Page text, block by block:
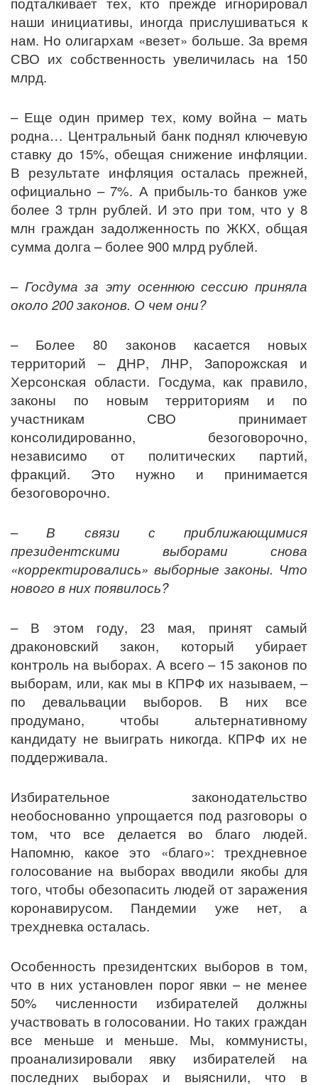
наши инициативы, иногда прислушиваться к
нам. Но олигархам «везет» больше. За время
СВО их собственность увеличилась на 150
млрд.
– Еще один пример тех, кому война – мать
родна… Центральный банк поднял ключевую
ставку до 15%, обещая снижение инфляции.
В результате инфляция осталась прежней,
официально – 7%. А прибыль-то банков уже
более 3 трлн рублей. И это при том, что у 8
млн граждан задолженность по ЖКХ, общая
сумма долга – более 900 млрд рублей.
– Госдума за эту осеннюю сессию приняла
около 200 законов. О чем они?
– Более 80 законов касается новых
территорий – ДНР, ЛНР, Запорожская и
Херсонская области. Госдума, как правило,
законы по новым территориям и по
участникам СВО принимает
консолидированно, безоговорочно,
независимо от политических партий,
фракций. Это нужно и принимается
безоговорочно.
–В связи с приближающимися
президентскими выборами снова
«корректировались» выборные законы. Что
нового в них появилось?
– В этом году, 23 мая, принят самый
драконовский закон, который убирает
контроль на выборах. А всего – 15 законов по
выборам, или, как мы в КПРФ их называем, –
по девальвации выборов. В них все
продумано, чтобы альтернативному
кандидату не выиграть никогда. КПРФ их не
поддерживала.
Избирательное законодательство
необоснованно упрощается под разговоры о
том, что все делается во благо людей.
Напомню, какое это «благо»: трехдневное
голосование на выборах вводили якобы для
того, чтобы обезопасить людей от заражения
коронавирусом. Пандемии уже нет, а
трехдневка осталась.
Особенность президентских выборов в том,
что в них установлен порог явки – не менее
50% численности избирателей должны
участвовать в голосовании. Но таких граждан
все меньше и меньше. Мы, коммунисты,
проанализировали явку избирателей на
последних выборах и выяснили, что в